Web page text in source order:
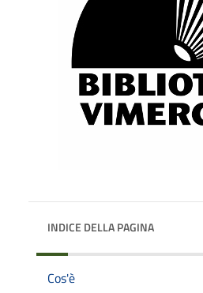
INDICE DELLA PAGINA
Cos'è